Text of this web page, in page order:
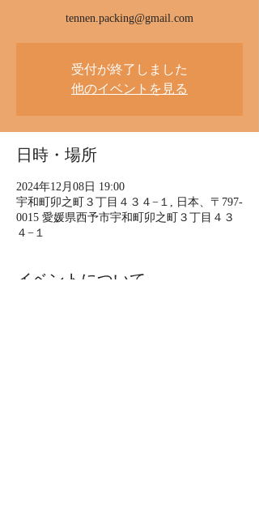
tennen.packing@gmail.com
受付が終了しました
他のイベントを見る
日時・場所
2024年12月08日 19:00
宇和町卯之町３丁目４３４−１, 日本、〒797-
0015 愛媛県西予市宇和町卯之町３丁目４３
４−１
イベントについて